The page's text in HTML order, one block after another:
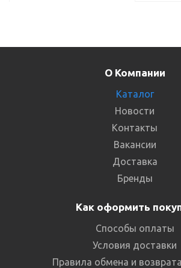
О Компании
Каталог
Новости
Контакты
Вакансии
Доставка
Бренды
Как оформить
Способы оплаты
Условия доставки
Правила обмена и